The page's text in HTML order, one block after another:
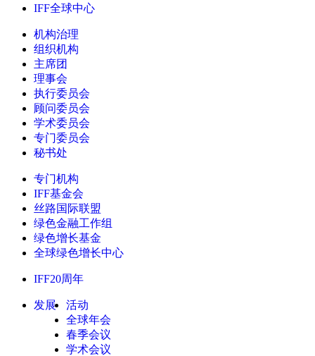
IFF全球中心
机构治理
组织机构
主席团
理事会
执行委员会
顾问委员会
学术委员会
专门委员会
秘书处
专门机构
IFF基金会
丝路国际联盟
绿色金融工作组
绿色增长基金
全球绿色增长中心
IFF20周年
发展
活动
全球年会
春季会议
学术会议